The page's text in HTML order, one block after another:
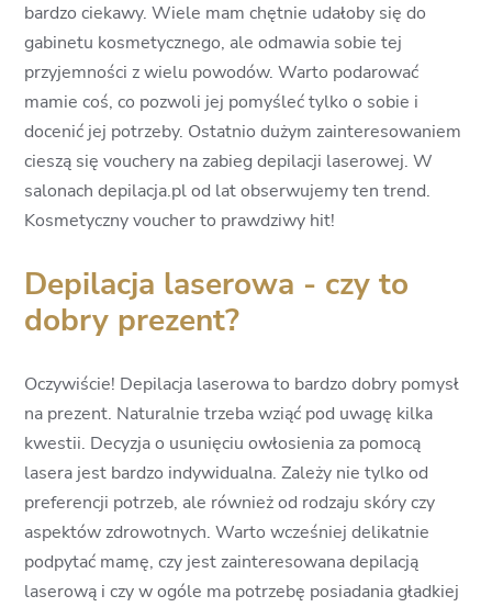
bardzo ciekawy. Wiele mam chętnie udałoby się do
gabinetu kosmetycznego, ale odmawia sobie tej
przyjemności z wielu powodów. Warto podarować
mamie coś, co pozwoli jej pomyśleć tylko o sobie i
docenić jej potrzeby. Ostatnio dużym zainteresowaniem
cieszą się vouchery na zabieg depilacji laserowej. W
salonach depilacja.pl od lat obserwujemy ten trend.
Kosmetyczny voucher to prawdziwy hit!
Depilacja laserowa - czy to
dobry prezent?
Oczywiście! Depilacja laserowa to bardzo dobry pomysł
na prezent. Naturalnie trzeba wziąć pod uwagę kilka
kwestii. Decyzja o usunięciu owłosienia za pomocą
lasera jest bardzo indywidualna. Zależy nie tylko od
preferencji potrzeb, ale również od rodzaju skóry czy
aspektów zdrowotnych. Warto wcześniej delikatnie
podpytać mamę, czy jest zainteresowana depilacją
laserową i czy w ogóle ma potrzebę posiadania gładkiej